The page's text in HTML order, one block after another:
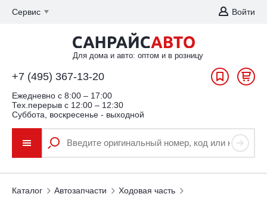
Сервис Войти
Для дома и авто: оптом и в розницу
+7 (495) 367-13-20
Ежедневно c 8:00 – 17:00
Тех.перерыв с 12:00 – 12:30
Суббота, воскресенье - выходной
Каталог Автозапчасти
Ходовая часть